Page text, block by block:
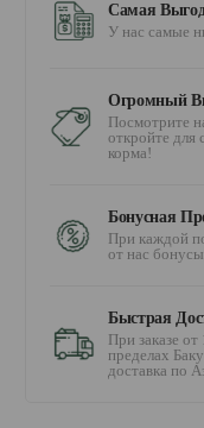
Самая
У нас самые
Огромный
Посмотрите
откройте для
корма!
Бонусная
При каждой
от нас бонусы
Быстрая
При заказе от
пределах
доставка по